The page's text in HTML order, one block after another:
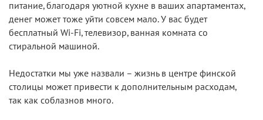
питание, благодаря уютной кухне в ваших апартаментах,
денег может тоже уйти совсем мало. У вас будет
бесплатный Wi-Fi, телевизор, ванная комната со
стиральной машиной.
Недостатки мы уже назвали – жизнь в центре финской
столицы может привести к дополнительным расходам,
так как соблазнов много.